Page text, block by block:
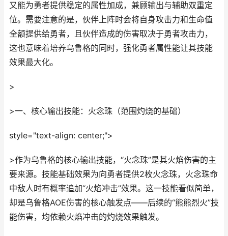
又能为勇者提供稳定的属性加成，兼顾输出与辅助双重定
位。需要注意的是，伙伴上阵时会将自身攻击力和生命值
全额提供给勇者，且伙伴造成的伤害取决于勇者攻击力，
这也意味着培养乌鲁格的同时，强化勇者属性能让其技能
效果最大化。
>
>一、核心输出技能：火念珠（范围灼烧的基础）
style="text-align: center;">
>作为乌鲁格的核心输出技能，“火念珠”是其火焰伤害的主
要来源。技能基础效果为向勇者提供2枚火念珠，火念珠命
中敌人时有概率追加“火焰冲击”效果。这一技能看似简单，
却是乌鲁格AOE伤害的核心触发点——后续的“熊熊烈火”技
能伤害，均依赖火焰冲击的灼烧效果触发。